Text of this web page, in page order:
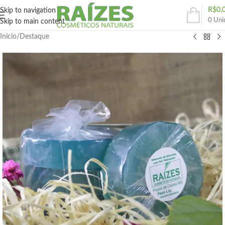
Skip to navigation
Skip to main content
0
R$
Início/ Destaque